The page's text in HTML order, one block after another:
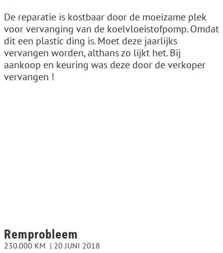
De reparatie is kostbaar door de moeizame plek
voor vervanging van de koelvloeistofpomp. Omdat
dit een plastic ding is. Moet deze jaarlijks
vervangen worden, althans zo lijkt het. Bij
aankoop en keuring was deze door de verkoper
vervangen !
Remprobleem
230.000 KM 20 JUNI 2018